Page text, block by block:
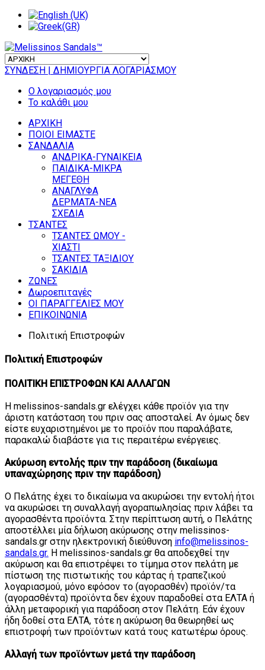
ΣΥΝΔΕΣΗ | ΔΗΜΙΟΥΡΓΙΑ ΛΟΓΑΡΙΑΣΜΟΥ
Ο λογαριασμός μου
Το καλάθι μου
ΑΡΧΙΚΗ
ΠΟΙΟΙ ΕΙΜΑΣΤΕ
ΣΑΝΔΑΛΙΑ
ΑΝΔΡΙΚΑ-ΓΥΝΑΙΚΕΙΑ
ΠΑΙΔΙΚΑ-ΜΙΚΡΑ
ΜΕΓΕΘΗ
ΑΝΑΓΛΥΦΑ
ΔΕΡΜΑΤΑ-ΝΕΑ
ΣΧΕΔΙΑ
ΤΣΑΝΤΕΣ
ΤΣΑΝΤΕΣ ΩΜΟΥ -
ΧΙΑΣΤΙ
ΤΣΑΝΤΕΣ ΤΑΞΙΔΙΟΥ
ΣΑΚΙΔΙΑ
ΖΩΝΕΣ
Δωροεπιταγές
ΟΙ ΠΑΡΑΓΓΕΛΙΕΣ ΜΟΥ
ΕΠΙΚΟΙΝΩΝΙΑ
Πολιτική Επιστροφών
Πολιτική Επιστροφών
ΠΟΛΙΤΙΚΗ ΕΠΙΣΤΡΟΦΩΝ ΚΑΙ ΑΛΛΑΓΩΝ
Η melissinos-sandals.gr ελέγχει κάθε προϊόν για την
άριστη κατάσταση του πριν σας αποσταλεί. Αν όμως δεν
είστε ευχαριστημένοι με το προϊόν που παραλάβατε,
παρακαλώ διαβάστε για τις περαιτέρω ενέργειες.
Ακύρωση εντολής πριν την παράδοση (δικαίωμα
υπαναχώρησης πριν την παράδοση)
Ο Πελάτης έχει το δικαίωμα να ακυρώσει την εντολή ήτοι
να ακυρώσει τη συναλλαγή αγοραπωλησίας πριν λάβει τα
αγορασθέντα προϊόντα. Στην περίπτωση αυτή, ο Πελάτης
αποστέλλει μία δήλωση ακύρωσης στην melissinos-
sandals.gr στην ηλεκτρονική διεύθυνση info@melissinos-
sandals.gr. Η melissinos-sandals.gr θα αποδεχθεί την
ακύρωση και θα επιστρέψει το τίμημα στον πελάτη με
πίστωση της πιστωτικής του κάρτας ή τραπεζικού
λογαριασμού, μόνο εφόσον το (αγορασθέν) προϊόν/τα
(αγορασθέντα) προϊόντα δεν έχουν παραδοθεί στα ΕΛΤΑ ή
άλλη μεταφορική για παράδοση στον Πελάτη. Εάν έχουν
ήδη δοθεί στα ΕΛΤΑ, τότε η ακύρωση θα θεωρηθεί ως
επιστροφή των προϊόντων κατά τους κατωτέρω όρους.
Αλλαγή των προϊόντων μετά την παράδοση